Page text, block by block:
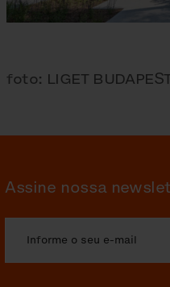
foto: LIGET
Assine nossa